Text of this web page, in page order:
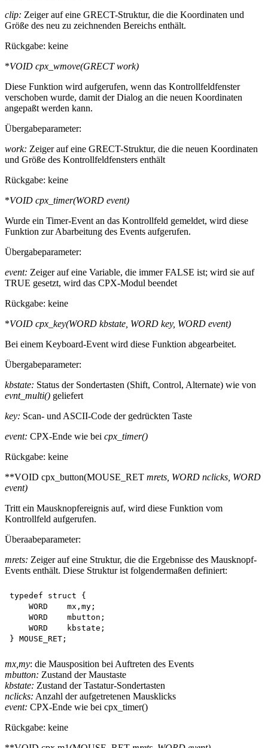
clip: Zeiger auf eine GRECT-Struktur, die die Koordinaten und
Größe des neu zu zeichnenden Bereichs enthält.
Rückgabe: keine
*VOID cpx_wmove(GRECTwork)
Diese Funktion wird aufgerufen, wenn das Kontrollfeldfenster
verschoben wurde, damit der Dialog an die neuen Koordinaten
angepaßt werden kann.
Übergabeparameter:
work: Zeiger auf eine GRECT-Struktur, die die neuen Koordinaten
und Größe des Kontrollfeldfensters enthält
Rückgabe: keine
*VOID cpx_timer(WORD event)
Wurde ein Timer-Event an das Kontrollfeld gemeldet, wird diese
Funktion zur Abarbeitung des Events aufgerufen.
Übergabeparameter:
event: Zeiger auf eine Variable, die immer FALSE ist; wird sie auf
TRUE gesetzt, wird das CPX-Modul beendet
Rückgabe: keine
*VOID cpx_key(WORD kbstate, WORD key, WORD event)
Bei einem Keyboard-Event wird diese Funktion abgearbeitet.
Übergabeparameter:
kbstate: Status der Sondertasten (Shift, Control, Alternate) wie von
evnt_multi() geliefert
key: Scan- und ASCII-Code der gedrückten Taste
event: CPX-Ende wie bei cpx_timer()
Rückgabe: keine
**VOID cpx_button(MOUSE_RET mrets, WORD nclicks, WORD
event)
Tritt ein Mausknopfereignis auf, wird diese Funktion vom
Kontrollfeld aufgerufen.
Überaabeparameter:
mrets: Zeiger auf eine Struktur, die die Ergebnisse des Mausknopf-
Events enthält. Diese Struktur ist folgendermaßen definiert:
typedef struct {
    WORD    mx,my;
    WORD    mbutton;
    WORD    kbstate;
mx,my: die Mausposition bei Auftreten des Events
mbutton: Zustand der Maustaste
kbstate: Zustand der Tastatur-Sondertasten
nclicks: Anzahl der aufgetretenen Mausklicks
event: CPX-Ende wie bei cpx_timer()
Rückgabe: keine